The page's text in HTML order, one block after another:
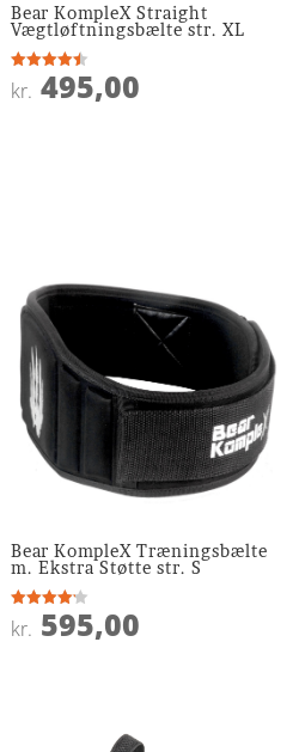
Bear KompleX Straight
Vægtløftningsbælte str. XL
Vurderet
4.5
kr. 495,00
Bear KompleX Træningsbælte
m. Ekstra Støtte str. S
Vurderet
4.2
kr. 595,00